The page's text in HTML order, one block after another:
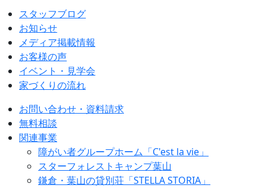
スタッフブログ
お知らせ
メディア掲載情報
お客様の声
イベント・見学会
家づくりの流れ
お問い合わせ・資料請求
無料相談
関連事業
障がい者グループホーム「C'est la vie」
スターフォレストキャンプ葉山
鎌倉・葉山の貸別荘「STELLA STORIA」